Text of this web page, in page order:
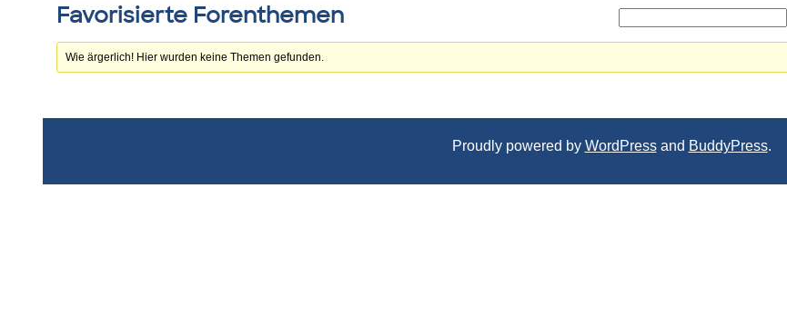
Favorisierte Forenthemen
Wie ärgerlich! Hier wurden keine Themen gefunden.
Proudly powered by WordPressand BuddyPress.